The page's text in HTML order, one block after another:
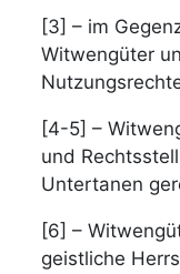
[3] – im
Witwengüter
[4-5] –
und
Untertanen
[6] –
geistliche